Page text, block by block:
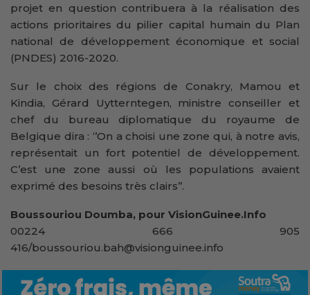
projet en question contribuera à la réalisation des
actions prioritaires du pilier capital humain du Plan
national de développement économique et social
(PNDES) 2016-2020.
Sur le choix des régions de Conakry, Mamou et
Kindia, Gérard Uytterntegen, ministre conseiller et
chef du bureau diplomatique du royaume de
Belgique dira : ‘’On a choisi une zone qui, à notre avis,
représentait un fort potentiel de développement.
C’est une zone aussi où les populations avaient
exprimé des besoins très clairs’’.
Boussouriou Doumba, pour VisionGuinee.Info
00224 666 905
416/boussouriou.bah@visionguinee.info